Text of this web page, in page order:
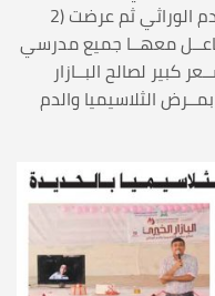
تعريفــي عــن مــرض الثلاســيميا والدم الوراثي ثم عرضت (2
معهــا جميع مدرسي
لصالح البــازار
الثلاسيميا والدم